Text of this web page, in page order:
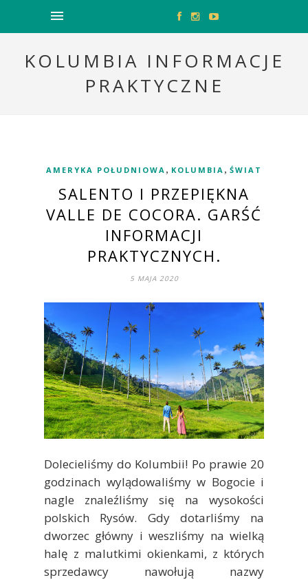
KOLUMBIA INFORMACJE
PRAKTYCZNE
AMERYKA POŁUDNIOWA , KOLUMBIA , ŚWIAT
SALENTO I PRZEPIĘKNA
VALLE DE COCORA. GARŚĆ
INFORMACJI
PRAKTYCZNYCH.
5 MAJA 2020
Dolecieliśmy do Kolumbii! Po prawie 20
godzinach wylądowaliśmy w Bogocie i
nagle znaleźliśmy się na wysokości
polskich Rysów. Gdy dotarliśmy na
dworzec główny i weszliśmy na wielką
halę z malutkimi okienkami, z których
sprzedawcy nawołują nazwy